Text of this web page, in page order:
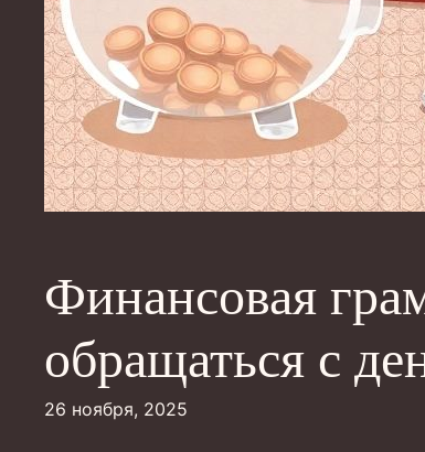
Финансовая
обращаться с
26 ноября, 2025